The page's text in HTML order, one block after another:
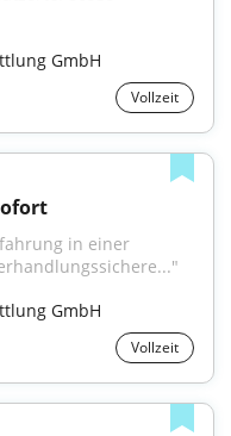
GmbH
Vollzeit
in einer
GmbH
Vollzeit